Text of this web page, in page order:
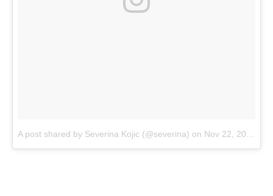
A post shared by Severina Kojic (@severina) on Nov 22, 2017 at 2:45am PST